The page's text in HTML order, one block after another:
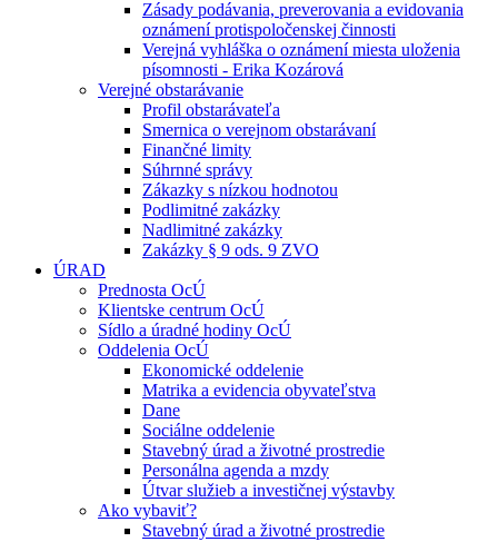
Zásady podávania, preverovania a evidovania
oznámení protispoločenskej činnosti
Verejná vyhláška o oznámení miesta uloženia
písomnosti - Erika Kozárová
Verejné obstarávanie
Profil obstarávateľa
Smernica o verejnom obstarávaní
Finančné limity
Súhrnné správy
Zákazky s nízkou hodnotou
Podlimitné zakázky
Nadlimitné zakázky
Zakázky § 9 ods. 9 ZVO
ÚRAD
Prednosta OcÚ
Klientske centrum OcÚ
Sídlo a úradné hodiny OcÚ
Oddelenia OcÚ
Ekonomické oddelenie
Matrika a evidencia obyvateľstva
Dane
Sociálne oddelenie
Stavebný úrad a životné prostredie
Personálna agenda a mzdy
Útvar služieb a investičnej výstavby
Ako vybaviť?
Stavebný úrad a životné prostredie